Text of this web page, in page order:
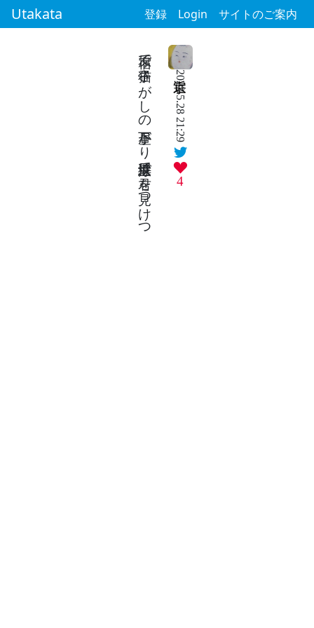
Utakata 登録 Login サイトのご案内
2023.5.28 21:29
4
原宿で子猫さがしの昼下がり浮世絵展で君を見つけつ